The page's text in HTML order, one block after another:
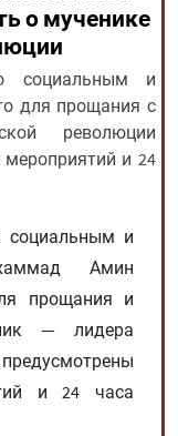
о мученике
социальным и
для прощания с
революции
и 24
социальным и
Амин
прощания и
— лидера
и 24 часа